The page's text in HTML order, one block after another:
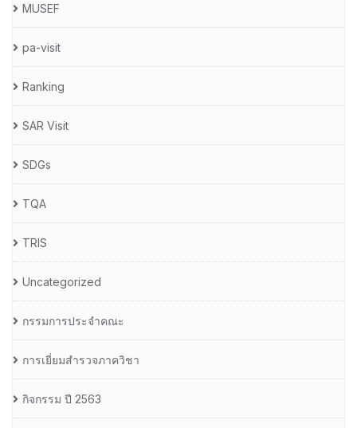
MUSEF
pa-visit
Ranking
SAR Visit
SDGs
TQA
TRIS
Uncategorized
กรรมการประจำคณะ
การเยี่ยมสำรวจภาควิชา
กิจกรรม ปี 2563